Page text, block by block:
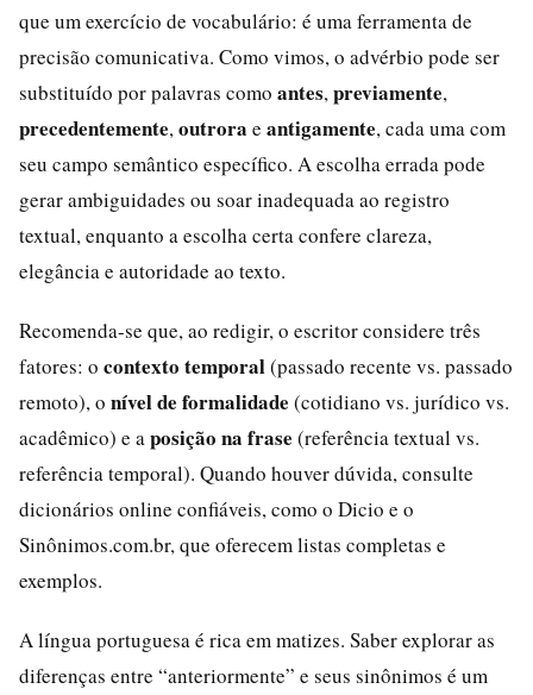
que um exercício de vocabulário: é uma ferramenta de
precisão comunicativa. Como vimos, o advérbio pode ser
substituído por palavras como antes, previamente,
precedentemente, outrora e antigamente, cada uma com
seu campo semântico específico. A escolha errada pode
gerar ambiguidades ou soar inadequada ao registro
textual, enquanto a escolha certa confere clareza,
elegância e autoridade ao texto.
Recomenda-se que, ao redigir, o escritor considere três
fatores: o contexto temporal(passado recente vs. passado
remoto), o nível de formalidade (cotidiano vs. jurídico vs.
acadêmico) e a posição na frase (referência textual vs.
referência temporal). Quando houver dúvida, consulte
dicionários online confiáveis, como o Dicio e o
Sinônimos.com.br, que oferecem listas completas e
exemplos.
A língua portuguesa é rica em matizes. Saber explorar as
diferenças entre “anteriormente” e seus sinônimos é um